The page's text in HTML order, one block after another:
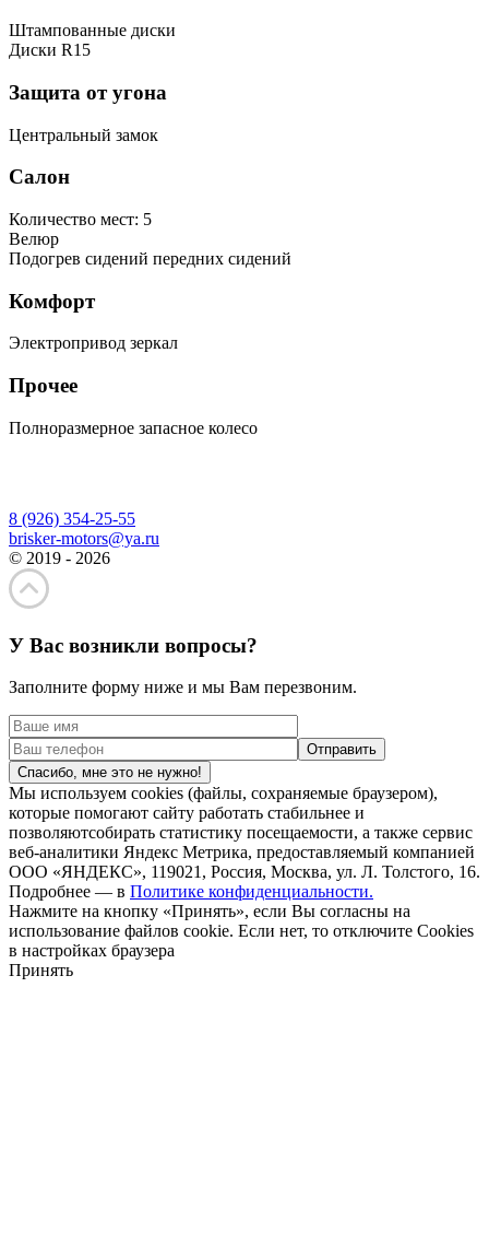
Штампованные диски
Диски R15
Защита от угона
Центральный замок
Салон
Количество мест: 5
Велюр
Подогрев сидений передних сидений
Комфорт
Электропривод зеркал
Прочее
Полноразмерное запасное колесо
8 (926) 354-25-55
brisker-motors@ya.ru
© 2019 - 2026
У Вас возникли вопросы?
Заполните форму ниже и мы Вам перезвоним.
Спасибо, мне это не нужно!
Мы используем cookies (файлы, сохраняемые браузером),
которые помогают сайту работать стабильнее и
позволяютсобирать статистику посещаемости, а также сервис
веб-аналитики Яндекс Метрика, предоставляемый компанией
ООО «ЯНДЕКС», 119021, Россия, Москва, ул. Л. Толстого, 16.
Подробнее — в Политике конфиденциальности.
Нажмите на кнопку «Принять», если Вы согласны на
использование файлов cookie. Если нет, то отключите Cookies
в настройках браузера
Принять